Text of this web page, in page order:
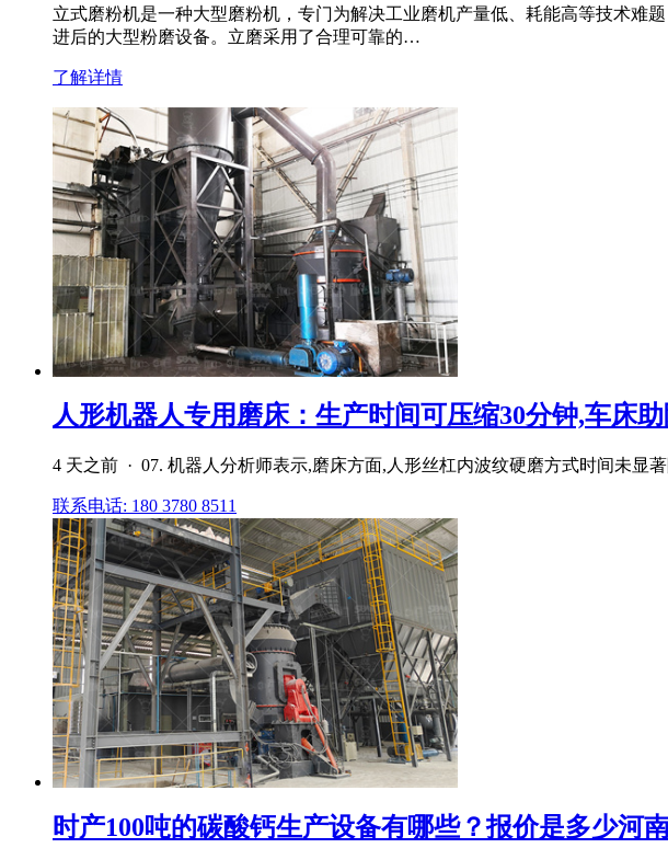
立式磨粉机是一种大型磨粉机，专门为解决工业磨机产量低、耗能高等技术难
进后的大型粉磨设备。立磨采用了合理可靠的…
了解详情
人形机器人专用磨床：生产时间可压缩30分钟,车床助
4 天之前 · 07. 机器人分析师表示,磨床方面,人形丝杠内波纹硬磨方式时间未显
联系电话: 180 3780 8511
时产100吨的碳酸钙生产设备有哪些？报价是多少河